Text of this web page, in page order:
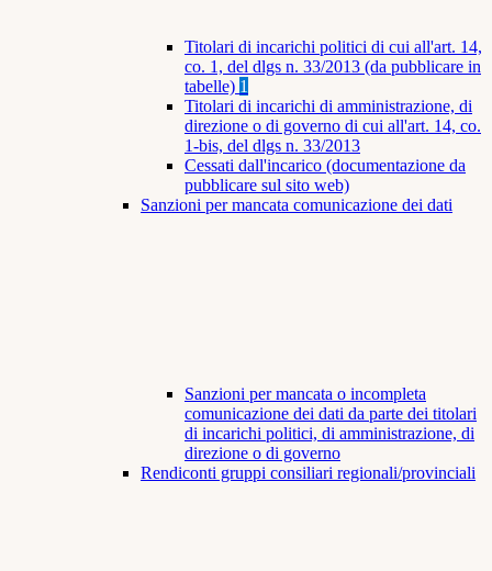
Titolari di incarichi politici di cui all'art. 14,
co. 1, del dlgs n. 33/2013 (da pubblicare in
tabelle) 1
Titolari di incarichi di amministrazione, di
direzione o di governo di cui all'art. 14, co.
1-bis, del dlgs n. 33/2013
Cessati dall'incarico (documentazione da
pubblicare sul sito web)
Sanzioni per mancata comunicazione dei dati
Sanzioni per mancata o incompleta
comunicazione dei dati da parte dei titolari
di incarichi politici, di amministrazione, di
direzione o di governo
Rendiconti gruppi consiliari regionali/provinciali